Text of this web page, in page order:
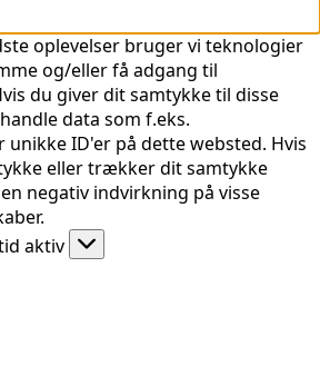
oplevelser bruger vi teknologier
og/eller få adgang til
du giver dit samtykke til disse
data som f.eks.
ID'er på dette websted. Hvis
eller trækker dit samtykke
negativ indvirkning på visse
aktiv